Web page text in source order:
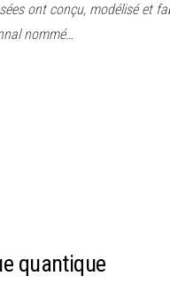
ont conçu, modélisé et
nommé…
quantique